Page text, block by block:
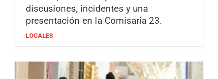
discusiones, incidentes y una
presentación en la Comisaría 23.
LOCALES